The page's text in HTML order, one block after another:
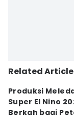
Related
Produksi
Super El Nino
Berkah bagi